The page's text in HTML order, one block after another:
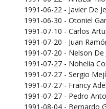
1991-06-22 - Javier De
1991-06-30 - Otoniel
1991-07-10 - Carlos
1991-07-20 - Juan
1991-07-20 - Nelson De
1991-07-27 - Nohelia
1991-07-27 - Sergio
1991-07-27 - Francy
1991-07-27 - Pedro
1991-08-04 - Bernardo